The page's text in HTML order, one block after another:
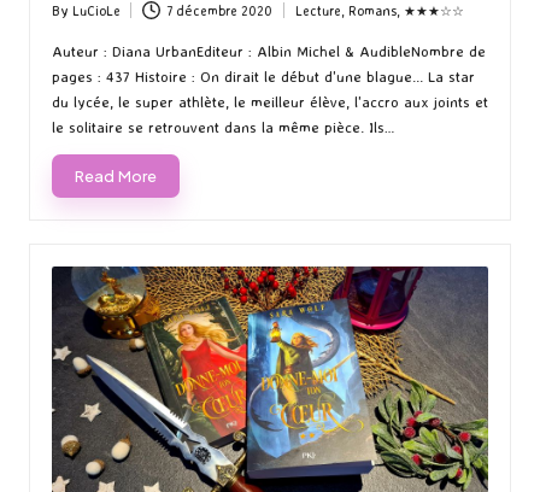
Posted
by
By LuCioLe 7 décembre 2020
Posted
in
Lecture Romans, ★★★☆☆
Auteur : Diana UrbanEditeur : Albin Michel & AudibleNombre de
pages : 437 Histoire : On dirait le début d'une blague... La star
du lycée, le super athlète, le meilleur élève, l'accro aux joints et
le solitaire se retrouvent dans la même pièce. Ils…
Read More